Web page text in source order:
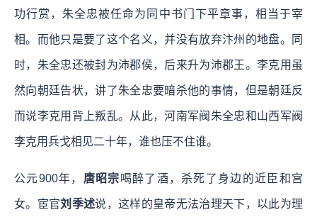
功行赏，朱全忠被任命为同中书门下平章事，相当于宰
相。而他只是要了这个名义，并没有放弃汴州的地盘。同
时，朱全忠还被封为沛郡侯，后来升为沛郡王。李克用虽
然向朝廷告状，讲了朱全忠要暗杀他的事情，但是朝廷反
而说李克用背上叛乱。从此，河南军阀朱全忠和山西军阀
李克用兵戈相见二十年，谁也压不住谁。
公元900年， 唐昭宗 喝醉了酒，杀死了身边的近臣和宫
女。宦官刘季述说，这样的皇帝无法治理天下，以此为理